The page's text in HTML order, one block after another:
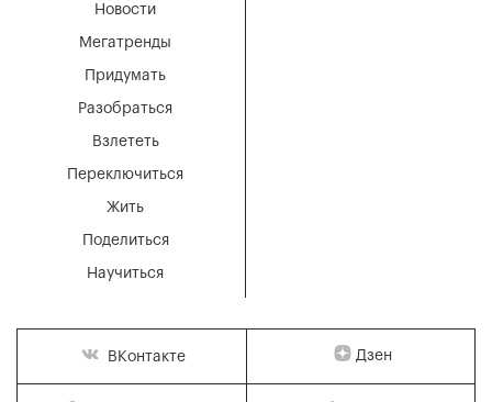
Мегатренды
Придумать
Разобраться
Взлететь
Новости
Переключиться
Жить
Поделиться
Научиться
ВКонтакте Дзен